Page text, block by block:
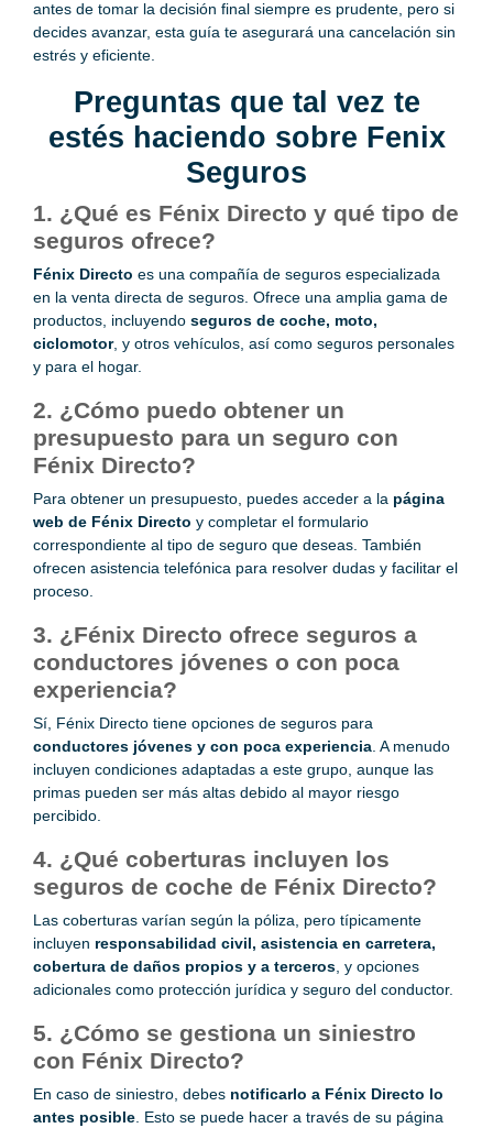
antes de tomar la decisión final siempre es prudente, pero si
decides avanzar, esta guía te asegurará una cancelación sin
estrés y eficiente.
Preguntas que tal vez te
estés haciendo sobre Fenix
Seguros
1. ¿Qué es Fénix Directo y qué tipo de
seguros ofrece?
Fénix Directo es una compañía de seguros especializada
en la venta directa de seguros. Ofrece una amplia gama de
productos, incluyendo seguros de coche, moto,
ciclomotor, y otros vehículos, así como seguros personales
y para el hogar.
2. ¿Cómo puedo obtener un
presupuesto para un seguro con
Fénix Directo?
Para obtener un presupuesto, puedes acceder a la página
web de Fénix Directo y completar el formulario
correspondiente al tipo de seguro que deseas. También
ofrecen asistencia telefónica para resolver dudas y facilitar el
proceso.
3. ¿Fénix Directo ofrece seguros a
conductores jóvenes o con poca
experiencia?
Sí, Fénix Directo tiene opciones de seguros para
conductores jóvenes y con poca experiencia . A menudo
incluyen condiciones adaptadas a este grupo, aunque las
primas pueden ser más altas debido al mayor riesgo
percibido.
4. ¿Qué coberturas incluyen los
seguros de coche de Fénix Directo?
Las coberturas varían según la póliza, pero típicamente
incluyen responsabilidad civil, asistencia en carretera,
cobertura de daños propios y a terceros , y opciones
adicionales como protección jurídica y seguro del conductor.
5. ¿Cómo se gestiona un siniestro
con Fénix Directo?
En caso de siniestro, debes notificarlo a Fénix Directo lo
antes posible . Esto se puede hacer a través de su página